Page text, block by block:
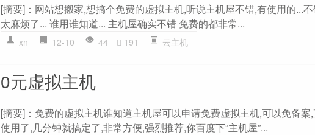
[摘要]：网站想搬家,想搞个免费的虚拟主机,听说主机屋不错,有使用的...
太麻烦了... 谁用谁知道... 主机屋确实不错 免费的都非常...
xn 12-10 44 191 云主机
0元虚拟主机
[摘要]：免费的虚拟主机谁知道主机屋可以申请免费虚拟主机,可以免备
使用了,几分钟就搞定了,非常方便,强烈推荐,你百度下“主机屋”...